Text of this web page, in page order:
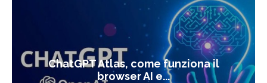
ChatGPT Atlas, come funziona il
browser AI e...